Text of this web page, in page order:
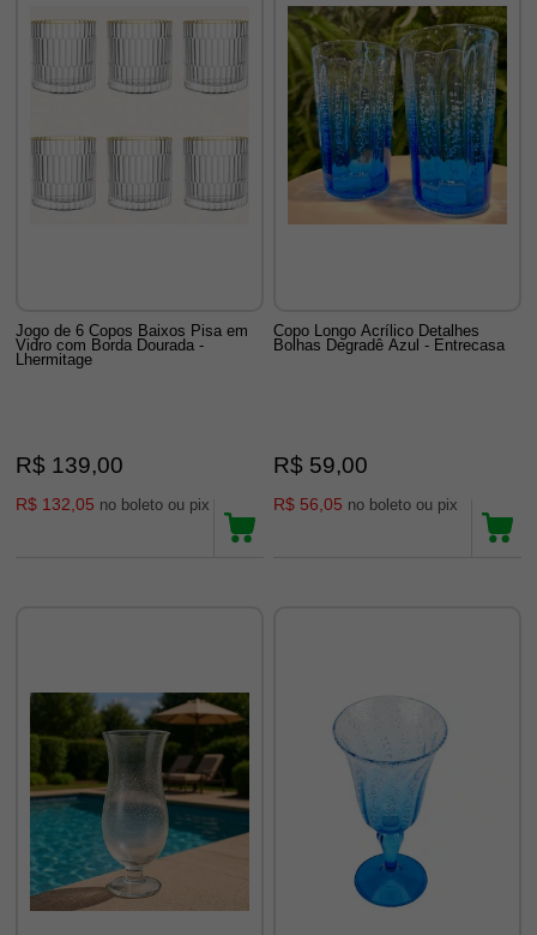
Jogo de 6 Copos Baixos Pisa em
Vidro com Borda Dourada -
Lhermitage
R$ 139,00
R$ 132,05 no boleto ou pix
Copo Longo Acrílico Detalhes
Bolhas Degradê Azul - Entrecasa
R$ 59,00
R$ 56,05 no boleto ou pix